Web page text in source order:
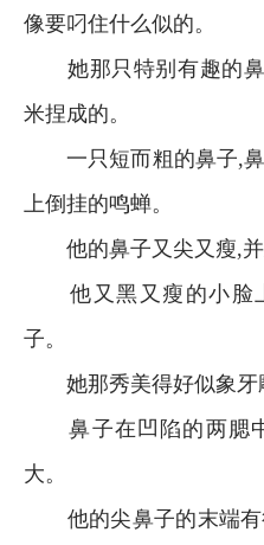
像要叼住什么似的。
她那只特别有趣的鼻
米捏成的。
一只短而粗的鼻子,鼻
上倒挂的鸣蝉。
他的鼻子又尖又瘦,并
他又黑又瘦的小脸
子。
她那秀美得好似象牙
鼻子在凹陷的两腮中
大。
他的尖鼻子的末端有